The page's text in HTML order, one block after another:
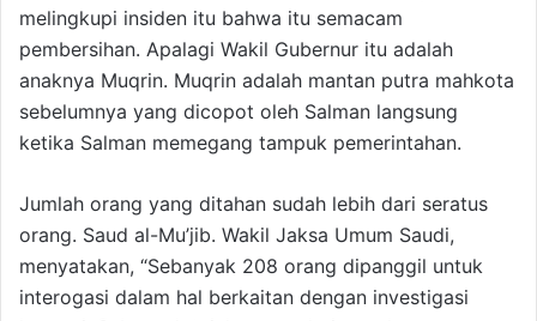
melingkupi insiden itu bahwa itu semacam
pembersihan. Apalagi Wakil Gubernur itu adalah
anaknya Muqrin. Muqrin adalah mantan putra mahkota
sebelumnya yang dicopot oleh Salman langsung
ketika Salman memegang tampuk pemerintahan.
Jumlah orang yang ditahan sudah lebih dari seratus
orang. Saud al-Mu’jib. Wakil Jaksa Umum Saudi,
menyatakan, “Sebanyak 208 orang dipanggil untuk
interogasi dalam hal berkaitan dengan investigasi